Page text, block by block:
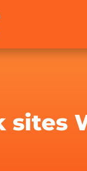
sites